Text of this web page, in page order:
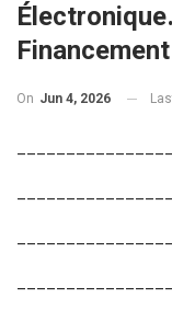
On Jun 4, 2026